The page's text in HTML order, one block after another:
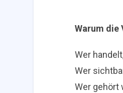
Warum die
Wer
Wer
Wer gehört